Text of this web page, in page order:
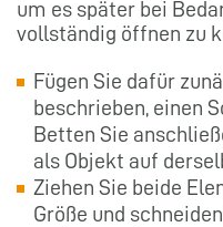
um es später bei
vollständig öffnen zu
Fügen Sie dafür
beschrieben, einen
Betten Sie
als Objekt auf
Ziehen Sie beide
Größe und